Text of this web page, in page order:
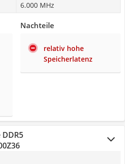
6.000 MHz
Nachteile
relativ hohe
Speicherlatenz